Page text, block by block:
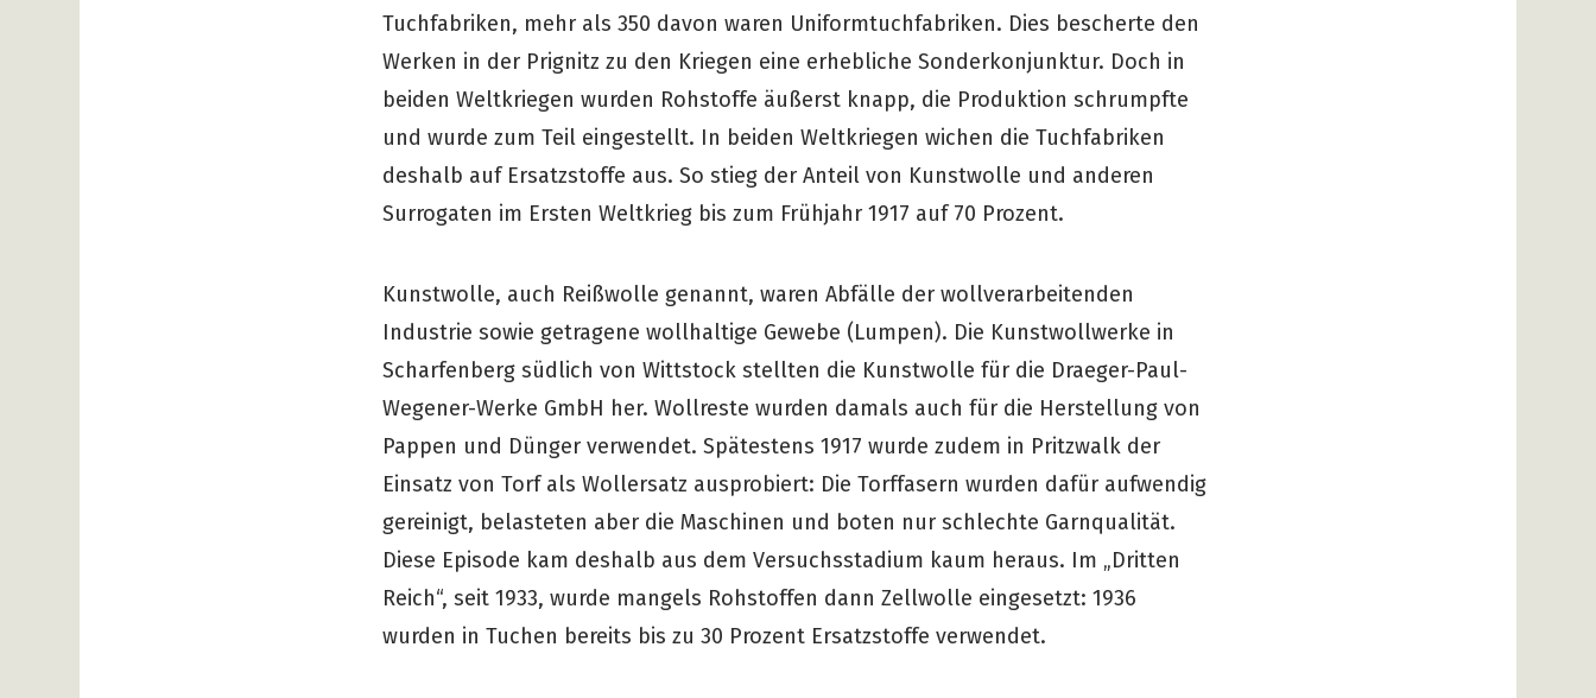
Tuchfabriken, mehr als 350 davon waren Uniformtuchfabriken. Dies bescherte den
Werken in der Prignitz zu den Kriegen eine erhebliche Sonderkonjunktur. Doch in
beiden Weltkriegen wurden Rohstoffe äußerst knapp, die Produktion schrumpfte
und wurde zum Teil eingestellt. In beiden Weltkriegen wichen die Tuchfabriken
deshalb auf Ersatzstoffe aus. So stieg der Anteil von Kunstwolle und anderen
Surrogaten im Ersten Weltkrieg bis zum Frühjahr 1917 auf 70 Prozent.
Kunstwolle, auch Reißwolle genannt, waren Abfälle der wollverarbeitenden
Industrie sowie getragene wollhaltige Gewebe (Lumpen). Die Kunstwollwerke in
Scharfenberg südlich von Wittstock stellten die Kunstwolle für die Draeger-Paul-
Wegener-Werke GmbH her. Wollreste wurden damals auch für die Herstellung von
Pappen und Dünger verwendet. Spätestens 1917 wurde zudem in Pritzwalk der
Einsatz von Torf als Wollersatz ausprobiert: Die Torffasern wurden dafür aufwendig
gereinigt, belasteten aber die Maschinen und boten nur schlechte Garnqualität.
Diese Episode kam deshalb aus dem Versuchsstadium kaum heraus. Im „Dritten
Reich“, seit 1933, wurde mangels Rohstoffen dann Zellwolle eingesetzt: 1936
wurden in Tuchen bereits bis zu 30 Prozent Ersatzstoffe verwendet.